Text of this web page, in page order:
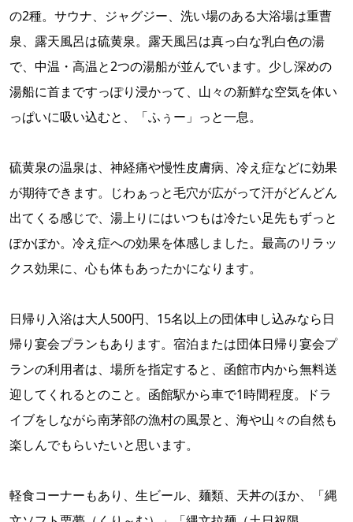
の2種。サウナ、ジャグジー、洗い場のある大浴場は重曹
泉、露天風呂は硫黄泉。露天風呂は真っ白な乳白色の湯
で、中温・高温と2つの湯船が並んでいます。少し深めの
湯船に首まですっぽり浸かって、山々の新鮮な空気を体い
っぱいに吸い込むと、「ふぅー」っと一息。
硫黄泉の温泉は、神経痛や慢性皮膚病、冷え症などに効果
が期待できます。じわぁっと毛穴が広がって汗がどんどん
出てくる感じで、湯上りにはいつもは冷たい足先もずっと
ぽかぽか。冷え症への効果を体感しました。最高のリラッ
クス効果に、心も体もあったかになります。
日帰り入浴は大人500円、15名以上の団体申し込みなら日
帰り宴会プランもあります。宿泊または団体日帰り宴会プ
ランの利用者は、場所を指定すると、函館市内から無料送
迎してくれるとのこと。函館駅から車で1時間程度。ドラ
イブをしながら南茅部の漁村の風景と、海や山々の自然も
楽しんでもらいたいと思います。
軽食コーナーもあり、生ビール、麺類、天丼のほか、「縄